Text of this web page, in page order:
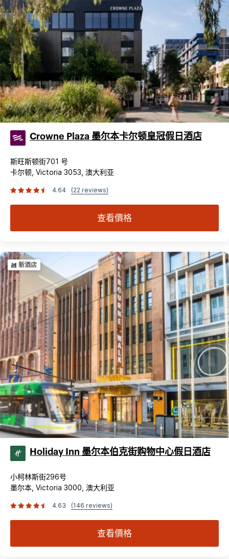
Crowne Plaza 墨尔本卡尔顿皇冠假日酒店
斯旺斯顿街701 号
卡尔顿, Victoria 3053, 澳大利亚
4.64 (22 reviews)
查看價格
新酒店
Holiday Inn 墨尔本伯克街购物中心假日酒店
小柯林斯街296号
墨尔本, Victoria 3000, 澳大利亚
4.63 (146 reviews)
查看價格